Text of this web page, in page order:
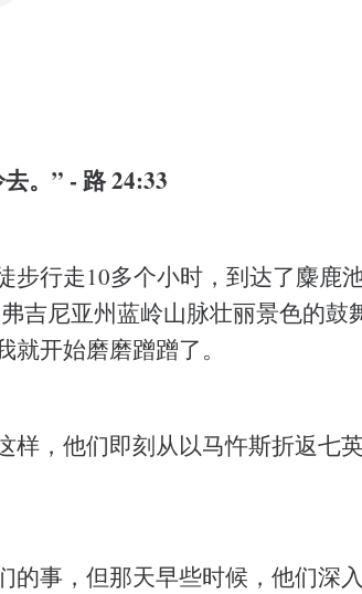
。” - 路 24:33
步行走10多个小时，到达了麋鹿
吉尼亚州蓝岭山脉壮丽景色的鼓
开始磨磨蹭蹭了。
样，他们即刻从以马忤斯折返七
的事，但那天早些时候，他们深